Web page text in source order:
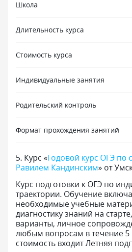
Школа
Длительность курса
Стоимость курса
Индивидуальные занятия
Родительский контроль
Формат прохождения занятий
5. Курс «Годовой курс ОГЭ по
Равилем Кандинским» от
Курс подготовки к ОГЭ по
траектории. Обучение
необходимые учебные
диагностику знаний на
варианты, личное
любым вопросам в течение 5
стоимость входит Летняя